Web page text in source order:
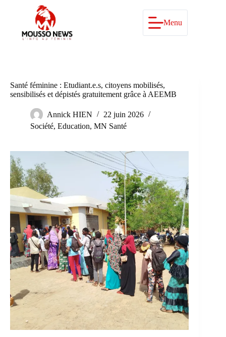
Menu
Santé féminine : Etudiant.e.s, citoyens mobilisés,
sensibilisés et dépistés gratuitement grâce à AEEMB
Annick HIEN
22 juin 2026
Société, Education, MN Santé